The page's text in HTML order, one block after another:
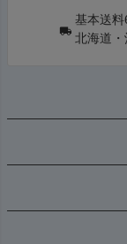
基本送
北海道